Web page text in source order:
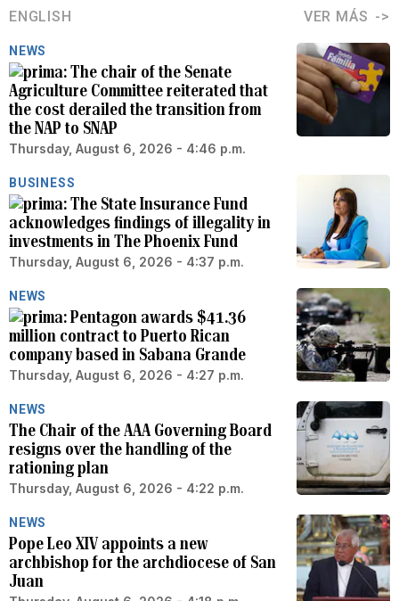
ENGLISH VER MÁS
NEWS
The chair of the Senate
Agriculture Committee reiterated that
the cost derailed the transition from
the NAP to SNAP
Thursday, August 6, 2026 - 4:46 p.m.
BUSINESS
The State Insurance Fund
acknowledges findings of illegality in
investments in The Phoenix Fund
Thursday, August 6, 2026 - 4:37 p.m.
NEWS
Pentagon awards $41.36
million contract to Puerto Rican
company based in Sabana Grande
Thursday, August 6, 2026 - 4:27 p.m.
NEWS
The Chair of the AAA Governing Board
resigns over the handling of the
rationing plan
Thursday, August 6, 2026 - 4:22 p.m.
NEWS
Pope Leo XIV appoints a new
archbishop for the archdiocese of San
Juan